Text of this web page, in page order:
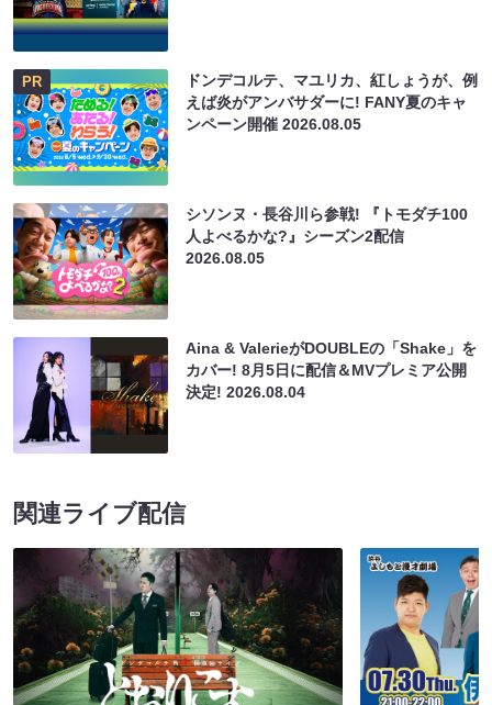
PR
ドンデコルテ、マユリカ、紅しょうが、例
えば炎がアンバサダーに! FANY夏のキャ
ンペーン開催2026.08.05
シソンヌ・長谷川ら参戦! 『トモダチ100
人よべるかな?』シーズン2配信
2026.08.05
Aina & ValerieがDOUBLEの「Shake」を
カバー! 8月5日に配信＆MVプレミア公開
決定!2026.08.04
関連ライブ配信